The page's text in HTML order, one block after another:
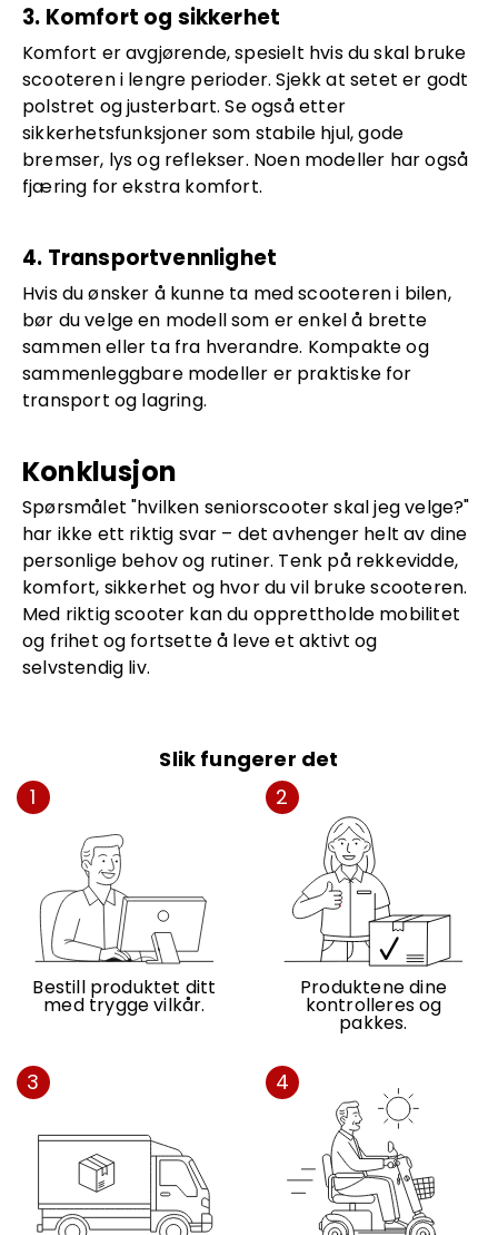
3. Komfort og sikkerhet
Komfort er avgjørende, spesielt hvis du skal bruke
scooteren i lengre perioder. Sjekk at setet er godt
polstret og justerbart. Se også etter
sikkerhetsfunksjoner som stabile hjul, gode
bremser, lys og reflekser. Noen modeller har også
fjæring for ekstra komfort.
4. Transportvennlighet
Hvis du ønsker å kunne ta med scooteren i bilen,
bør du velge en modell som er enkel å brette
sammen eller ta fra hverandre. Kompakte og
sammenleggbare modeller er praktiske for
transport og lagring.
Konklusjon
Spørsmålet "hvilken seniorscooter skal jeg velge?"
har ikke ett riktig svar – det avhenger helt av dine
personlige behov og rutiner. Tenk på rekkevidde,
komfort, sikkerhet og hvor du vil bruke scooteren.
Med riktig scooter kan du opprettholde mobilitet
og frihet og fortsette å leve et aktivt og
selvstendig liv.
Slik fungerer det
1
Bestill produktet ditt
med trygge vilkår.
2
Produktene dine
kontrolleres og
pakkes.
3 4